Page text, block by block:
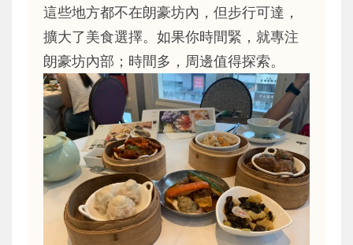
這些地方都不在朗豪坊內，但步行可達，
擴大了美食選擇。如果你時間緊，就專注
朗豪坊內部；時間多，周邊值得探索。